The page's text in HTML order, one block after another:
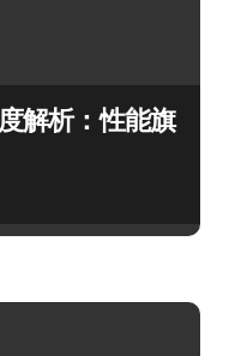
解析：性能旗